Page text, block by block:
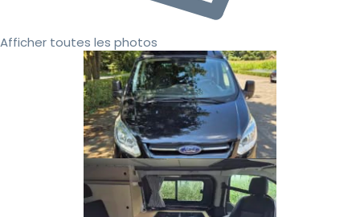
Afficher toutes les photos